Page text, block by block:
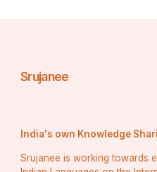
Srujanee
India's own Knowledge
Srujanee is working towards